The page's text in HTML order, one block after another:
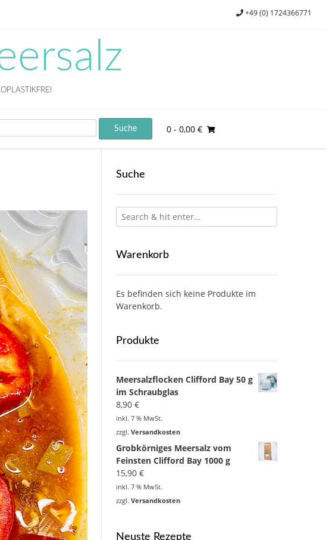
+49 (0) 1724366771
0- 0,00 €
Suche
Warenkorb
Es befinden sich keine Produkte im
Warenkorb.
Produkte
Meersalzflocken Clifford Bay 50 g
im Schraubglas
8,90 €
inkl. 7 % MwSt.
zzgl. Versandkosten
Grobkörniges Meersalz vom
Feinsten Clifford Bay 1000 g
15,90 €
inkl. 7 % MwSt.
zzgl. Versandkosten
Neuste Rezepte